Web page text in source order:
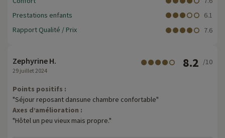
Prestations enfants
6.1
Rapport Qualité / Prix
7.6
Zephyrine H.
29 juillet 2024
8.2 /10
Points positifs :
"Séjour reposant dansune chambre confortable"
Axes d’amélioration :
"Hôtel un peu vieux mais propre."